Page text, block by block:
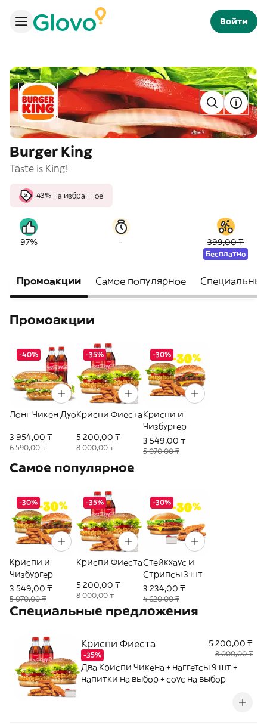
Войти
Burger King
Taste is King!
-43% на избранное
97% - 399,00 ₸
Бесплатно
Промоакции Самое популярное
Промоакции
-40%
Лонг Чикен Дуо
3 954,00 ₸
6 590,00 ₸
-35%
Криспи Фиеста
5 200,00 ₸
8 000,00 ₸
-30%
Криспи и
Чизбургер
3 549,00 ₸
5 070,00 ₸
Самое популярное
-30%
Криспи и
Чизбургер
3 549,00 ₸
5 070,00 ₸
-35%
Криспи Фиеста
5 200,00 ₸
8 000,00 ₸
-30%
Стейкхаус и
Стрипсы 3 шт
3 234,00 ₸
4 620,00 ₸
Специальные предложения
Криспи Фиеста
-35%
5 200,00 ₸
8 000,00 ₸
Два Криспи Чикена + наггетсы 9 шт +
напитки на выбор + соус на выбор